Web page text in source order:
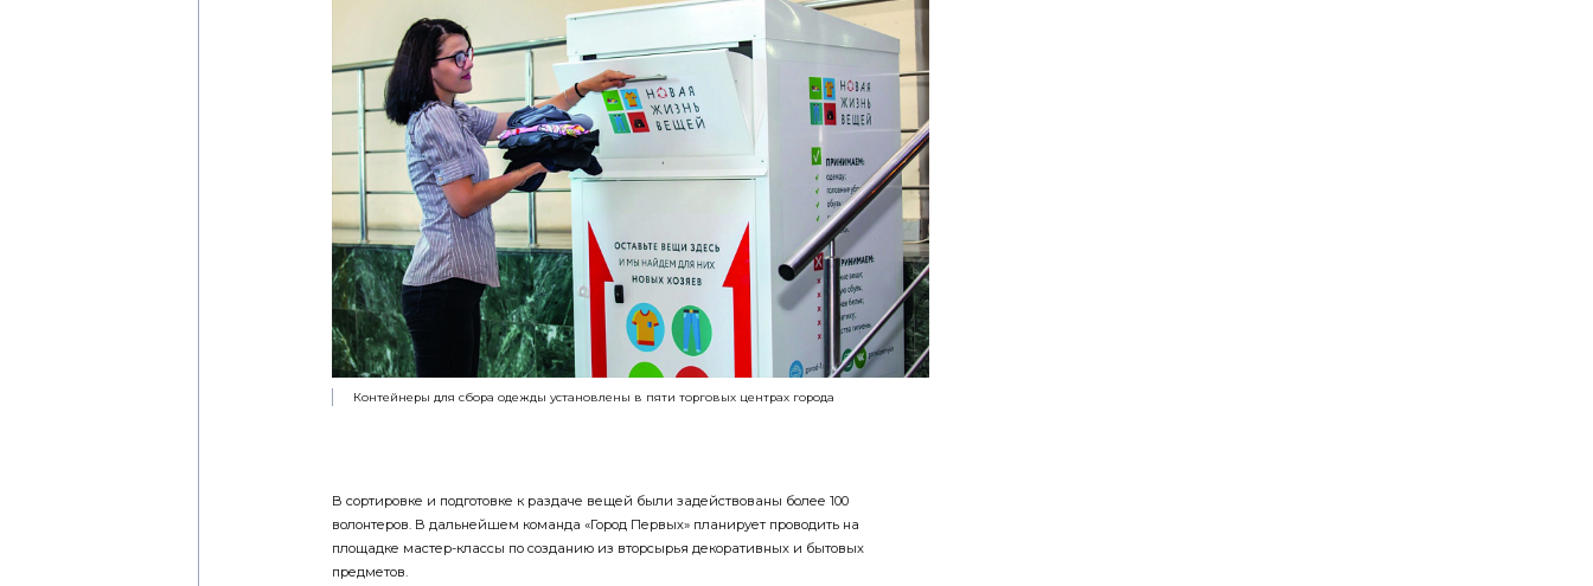
Контейнеры для сбора одежды установлены в пяти торговых центрах города
В сортировке и подготовке к раздаче вещей были задействованы более 100
волонтеров. В дальнейшем команда «Город Первых» планирует проводить на
площадке мастер-классы по созданию из вторсырья декоративных и бытовых
предметов.